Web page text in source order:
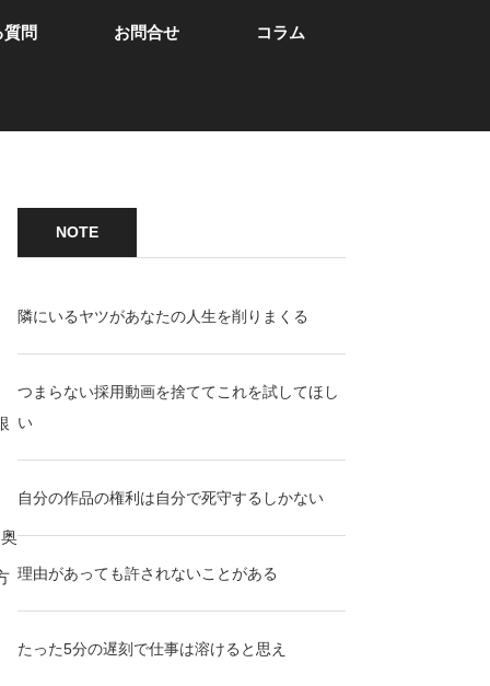
質問 お問合せ コラム
NOTE
隣にいるヤツがあなたの人生を削りまくる
つまらない採用動画を捨ててこれを試してほし
い
自分の作品の権利は自分で死守するしかない
理由があっても許されないことがある
たった5分の遅刻で仕事は溶けると思え